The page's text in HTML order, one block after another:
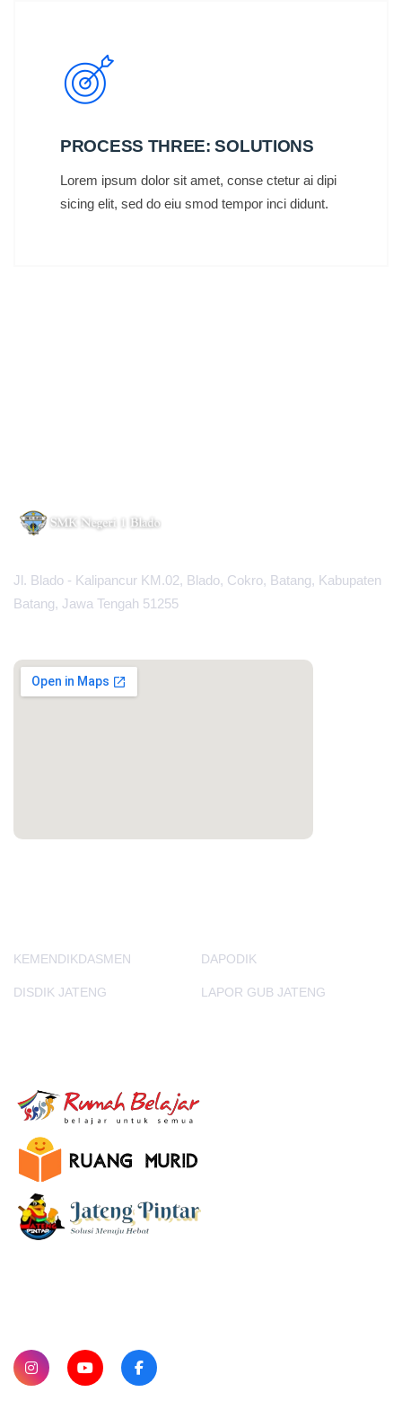
PROCESS THREE: SOLUTIONS
Lorem ipsum dolor sit amet, conse ctetur ai dipi
sicing elit, sed do eiu smod tempor inci didunt.
Jl. Blado - Kalipancur KM.02, Blado, Cokro, Batang, Kabupaten
Batang, Jawa Tengah 51255
KEMENDIKDASMEN DAPODIK
DISDIK JATENG LAPOR GUB JATENG